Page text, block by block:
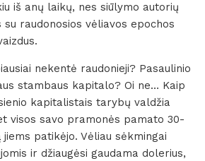
iš anų laikų, nes siūlymo autorių
raudonosios vėliavos epochos
nekentė raudonieji? Pasaulinio
stambaus kapitalo? Oi ne… Kaip
kapitalistais tarybų valdžia
visos savo pramonės pamato 30-
patikėjo. Vėliau sėkmingai
ir džiaugėsi gaudama dolerius,